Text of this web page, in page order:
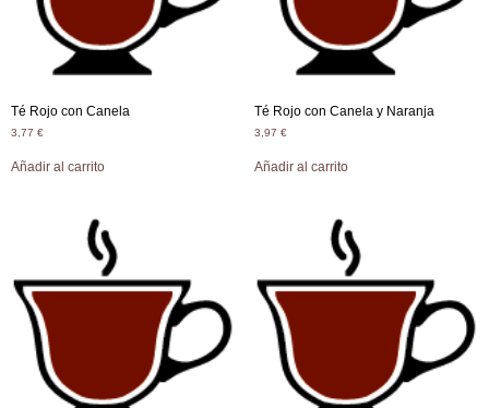
Té Rojo con Canela
3,77 €
Añadir al carrito
Té Rojo con Canela y Naranja
3,97 €
Añadir al carrito